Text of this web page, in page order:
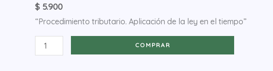
$ 5.900
“Procedimiento tributario. Aplicación de la ley en el tiempo”
906723
de
2022
cantidad
COMPRAR